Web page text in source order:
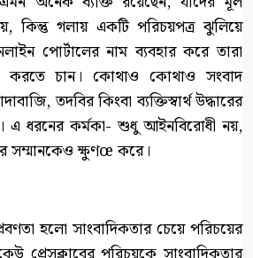
কিন্তু গলায় একটি পরিচয়পত্র ঝুলিয়ে
পোর্টালের নাম ব্যবহার করে তারা
করতে চান। কোথাও কোথাও সংবাদ
তদবির কিংবা ব্যক্তিস্বার্থ উদ্ধারের
ধরনের কর্মকা- শুধু আইনবিরোধী নয়,
সম্মানকেও ক্ষুণœ করে।
হলো সাংবাদিকতার চেয়ে পরিচয়ের